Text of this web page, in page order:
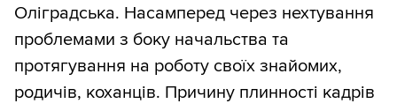
Оліградська. Насамперед через нехтування
проблемами з боку начальства та
протягування на роботу своїх знайомих,
родичів, коханців. Причину плинності кадрів